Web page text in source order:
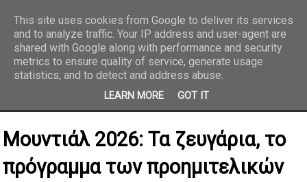
REPORTAZ NET
Μουντιάλ 2026: Τα ζευγάρια, το
πρόγραμμα των προημιτελικών
This site uses cookies from Google to deliver its services
and to analyze traffic. Your IP address and user-agent are
shared with Google along with performance and security
metrics to ensure quality of service, generate usage
statistics, and to detect and address abuse.
LEARN MORE GOT IT